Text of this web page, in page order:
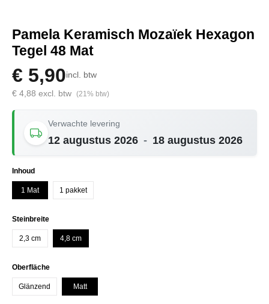
Pamela Keramisch Mozaïek Hexagon
Tegel 48 Mat
€ 5,90incl. btw
€ 4,88 excl. btw (21% btw)
Verwachte levering
12 augustus 2026 - 18 augustus 2026
Selecteer
Inhoud
1 Mat 1 pakket
Selecteer
Steinbreite
2,3 cm 4,8 cm
Selecteer
Oberfläche
Glänzend Matt